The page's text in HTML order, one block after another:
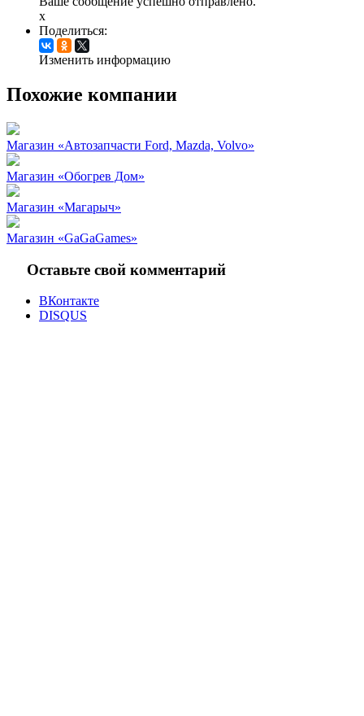
x
Поделиться:
Изменить информацию
Похожие компании
Магазин «Автозапчасти Ford, Mazda, Volvo»
Магазин «Обогрев Дом»
Магазин «Магарыч»
Магазин «GaGaGames»
Оставьте свой комментарий
ВКонтакте
DISQUS